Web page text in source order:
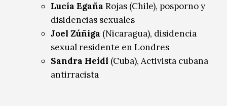
Lucía Egaña Rojas (Chile), posporno y
disidencias sexuales
Joel Zúñiga (Nicaragua), disidencia
sexual residente en Londres
Sandra Heidl (Cuba), Activista cubana
antirracista